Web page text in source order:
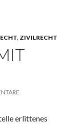
, ZIVILRECHT
B
erlittenes